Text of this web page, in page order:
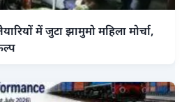
में जुटा झामुमो महिला मोर्चा,